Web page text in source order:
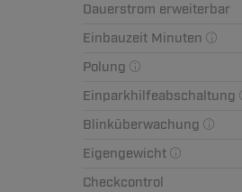
Dauerstrom erweiterbar
Einbauzeit Minuten
Polung
Einparkhilfeabschaltung
Blinküberwachung
Eigengewicht
Checkcontrol